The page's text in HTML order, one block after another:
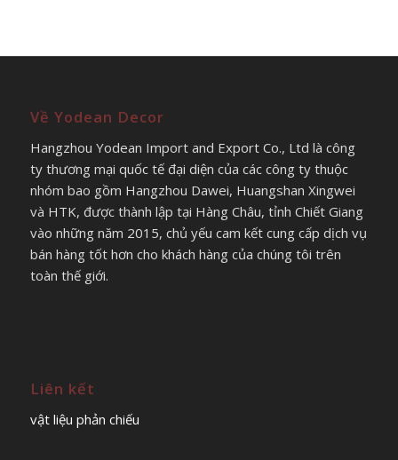
Về Yodean Decor
Hangzhou Yodean Import and Export Co., Ltd là công
ty thương mại quốc tế đại diện của các công ty thuộc
nhóm bao gồm Hangzhou Dawei, Huangshan Xingwei
và HTK, được thành lập tại Hàng Châu, tỉnh Chiết Giang
vào những năm 2015, chủ yếu cam kết cung cấp dịch vụ
bán hàng tốt hơn cho khách hàng của chúng tôi trên
toàn thế giới.
Liên kết
vật liệu phản chiếu